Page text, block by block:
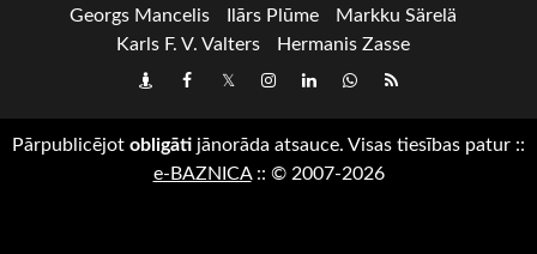
Georgs Mancelis
Ilārs Plūme
Markku Särelä
Karls F. V. Valters
Hermanis Zasse
DraugiemFacebook
TwitterInstagram
LinkedInwhatsapp
RSS
Pārpublicējot obligāti jānorāda atsauce. Visas tiesības patur ::
e-BAZNICA:: © 2007-2026